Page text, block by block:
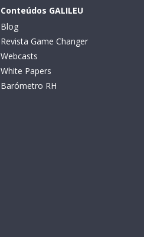
Conteúdos GALILEU
Blog
Revista Game Changer
Webcasts
White Papers
Barómetro RH